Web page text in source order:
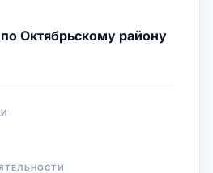
Октябрьскому району